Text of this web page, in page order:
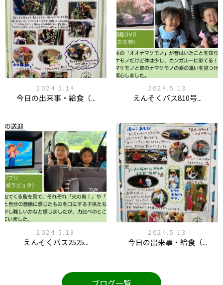
2024.5.14
今日の出来事・給食（...
2024.5.13
えんそくバス810号...
2024.5.13
えんそくバス2525...
2024.5.13
今日の出来事・給食（...